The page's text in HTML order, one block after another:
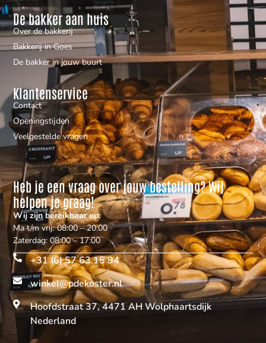
De bakker aan huis
Over de bakkerij
Bakkerij in Goes
De bakker in jouw buurt
Klantenservice
Contact
Openingstijden
Veelgestelde vragen
Heb je een vraag over jouw bestelling? Wij
helpen je graag!
Wij zijn bereikbaar op:
Ma t/m vrij: 08:00 – 20:00
Zaterdag: 08:00 – 17:00
+31 (6) 57 63 15 94
winkel@pdekoster.nl
Hoofdstraat 37, 4471 AH Wolphaartsdijk
Nederland